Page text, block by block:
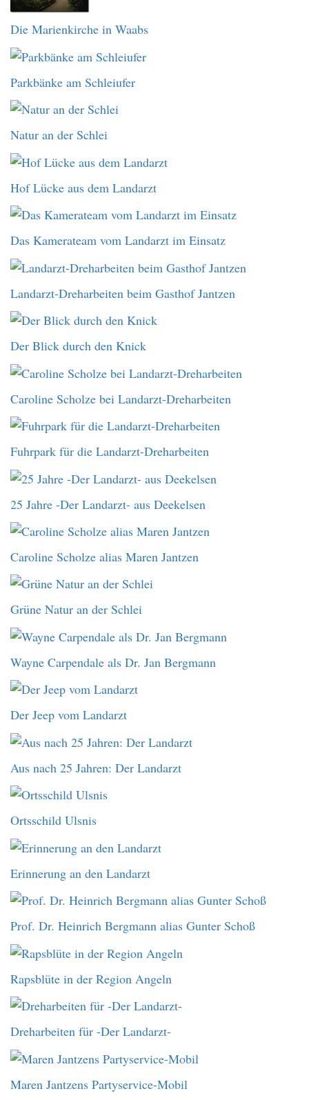
Die Marienkirche in Waabs
Parkbänke am Schleiufer
Natur an der Schlei
Hof Lücke aus dem Landarzt
Das Kamerateam vom Landarzt im Einsatz
Landarzt-Dreharbeiten beim Gasthof Jantzen
Der Blick durch den Knick
Caroline Scholze bei Landarzt-Dreharbeiten
Fuhrpark für die Landarzt-Dreharbeiten
25 Jahre -Der Landarzt- aus Deekelsen
Caroline Scholze alias Maren Jantzen
Grüne Natur an der Schlei
Wayne Carpendale als Dr. Jan Bergmann
Der Jeep vom Landarzt
Aus nach 25 Jahren: Der Landarzt
Ortsschild Ulsnis
Erinnerung an den Landarzt
Prof. Dr. Heinrich Bergmann alias Gunter Schoß
Rapsblüte in der Region Angeln
Dreharbeiten für -Der Landarzt-
Maren Jantzens Partyservice-Mobil